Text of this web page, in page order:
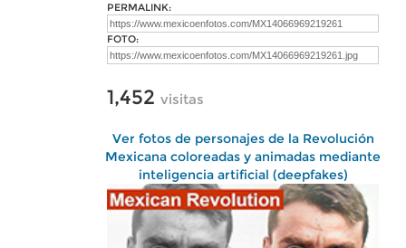
PERMALINK:
FOTO:
1,452 visitas
Ver fotos de personajes de la Revolución
Mexicana coloreadas y animadas mediante
inteligencia artificial (deepfakes)